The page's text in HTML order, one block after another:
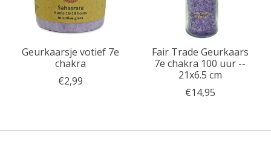
Geurkaarsje votief 7e
chakra
€2,99
Fair Trade Geurkaars
7e chakra 100 uur --
21x6.5 cm
€14,95